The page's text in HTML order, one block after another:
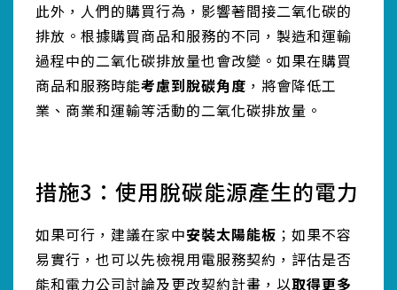
此外，人們的購買行為，影響著間接二氧化碳的
排放。根據購買商品和服務的不同，製造和運輸
過程中的二氧化碳排放量也會改變。如果在購買
商品和服務時能考慮到脫碳角度 ，將會降低工
業、商業和運輸等活動的二氧化碳排放量。
措施3：使用脫碳能源產生的電力
如果可行，建議在家中安裝太陽能板 ；如果不容
易實行，也可以先檢視用電服務契約，評估是否
能和電力公司討論及更改契約計畫，以取得更多